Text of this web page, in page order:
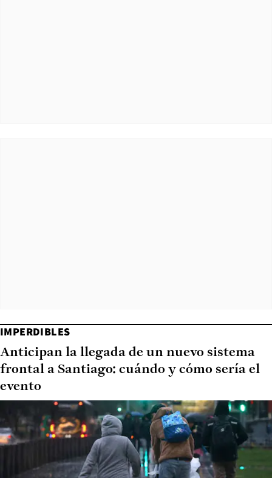
IMPERDIBLES
Anticipan la llegada de un nuevo sistema
frontal a Santiago: cuándo y cómo sería el
evento